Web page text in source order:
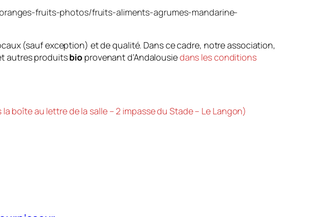
fruits-photos/fruits-aliments-agrumes-mandarine-
(sauf exception) et de qualité. Dans ce cadre, notre association,
autres produitsbio provenant d’Andalousiedans les conditions
boîte au lettre de la salle – 2 impasse du Stade – Le Langon)